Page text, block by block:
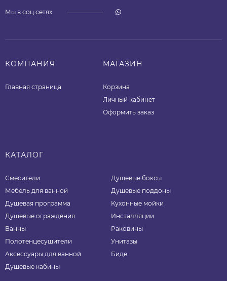
Мы в соц.сетях
КОМПАНИЯ
Главная страница
МАГАЗИН
Корзина
Личный кабинет
Оформить заказ
КАТАЛОГ
Смесители
Мебель для ванной
Душевая программа
Душевые ограждения
Ванны
Полотенцесушители
Аксессуары для ванной
Душевые кабины
Душевые боксы
Душевые поддоны
Кухонные мойки
Инсталляции
Раковины
Унитазы
Биде